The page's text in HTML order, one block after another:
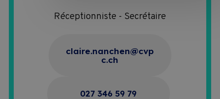
Réceptionniste - Secrétaire
claire.nanchen@cvp
c.ch
027 346 59 79